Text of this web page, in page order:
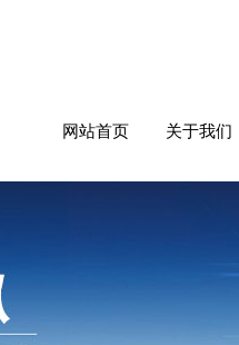
网站首页 关于我们